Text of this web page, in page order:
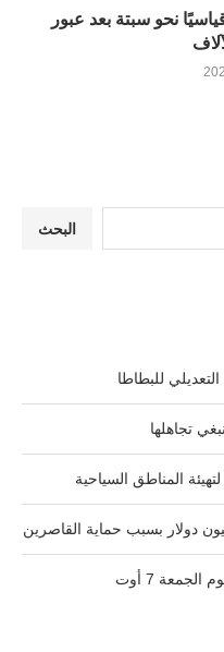
نحو سبتة بعد عبور
البحث
7 أوت